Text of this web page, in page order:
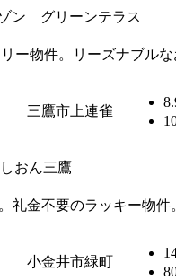
ン グリーンテラス
ー物件。リーズナブルな
三鷹市上連雀
おん三鷹
礼金不要のラッキー物件
小金井市緑町